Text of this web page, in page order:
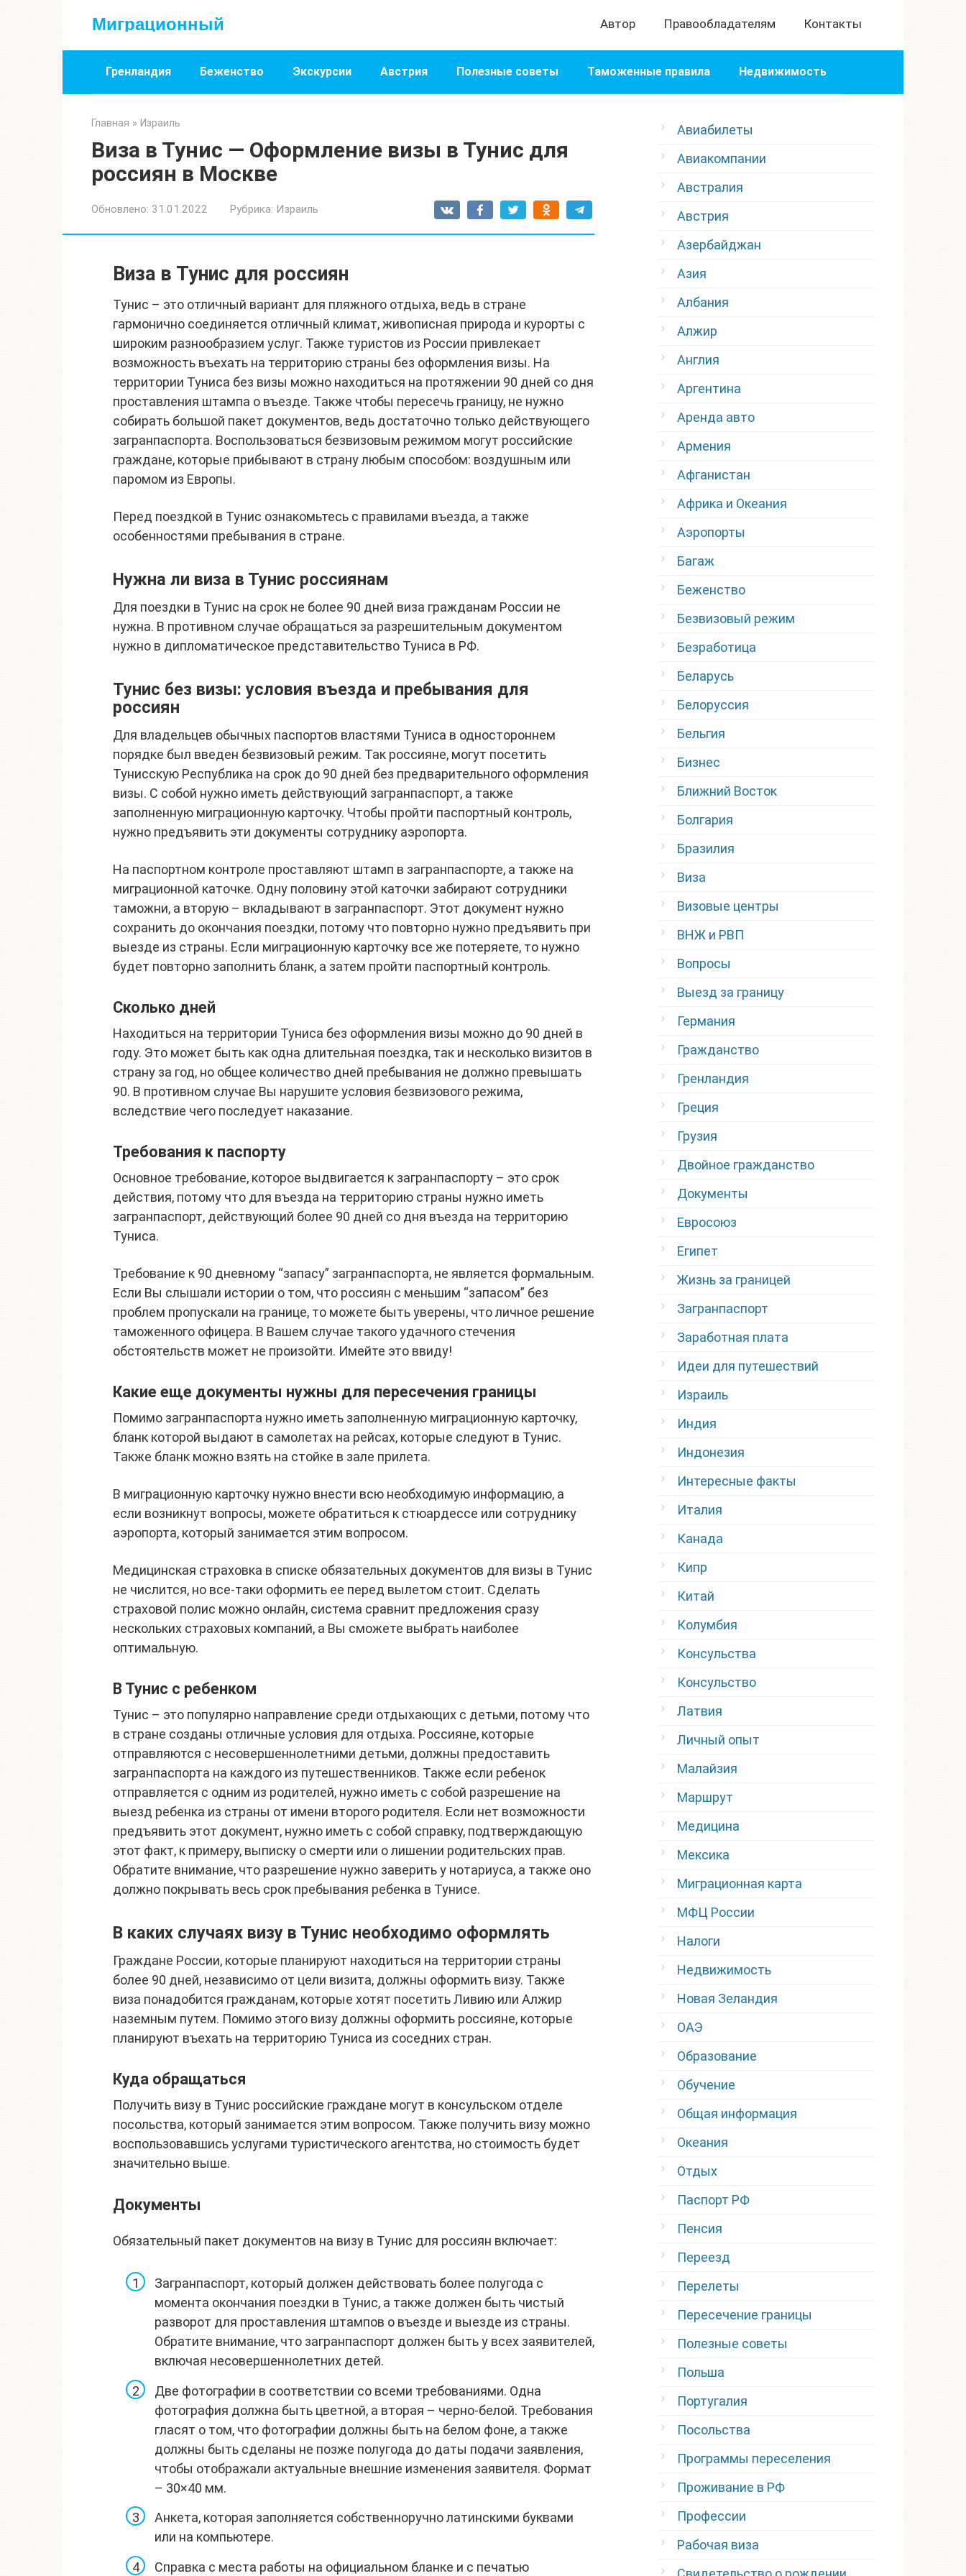
Миграционный Автор Правообладателям Контакты
Гренландия Беженство Экскурсии Австрия Полезные советы Таможенные правила Недвижимость
Главная » Израиль
Виза в Тунис — Оформление визы в Тунис для
россиян в Москве
Обновлено: 31.01.2022 Рубрика: Израиль
Виза в Тунис для россиян
Тунис – это отличный вариант для пляжного отдыха, ведь в стране
гармонично соединяется отличный климат, живописная природа и курорты с
широким разнообразием услуг. Также туристов из России привлекает
возможность въехать на территорию страны без оформления визы. На
территории Туниса без визы можно находиться на протяжении 90 дней со дня
проставления штампа о въезде. Также чтобы пересечь границу, не нужно
собирать большой пакет документов, ведь достаточно только действующего
загранпаспорта. Воспользоваться безвизовым режимом могут российские
граждане, которые прибывают в страну любым способом: воздушным или
паромом из Европы.
Перед поездкой в Тунис ознакомьтесь с правилами въезда, а также
особенностями пребывания в стране.
Нужна ли виза в Тунис россиянам
Для поездки в Тунис на срок не более 90 дней виза гражданам России не
нужна. В противном случае обращаться за разрешительным документом
нужно в дипломатическое представительство Туниса в РФ.
Тунис без визы: условия въезда и пребывания для
россиян
Для владельцев обычных паспортов властями Туниса в одностороннем
порядке был введен безвизовый режим. Так россияне, могут посетить
Тунисскую Республика на срок до 90 дней без предварительного оформления
визы. С собой нужно иметь действующий загранпаспорт, а также
заполненную миграционную карточку. Чтобы пройти паспортный контроль,
нужно предъявить эти документы сотруднику аэропорта.
На паспортном контроле проставляют штамп в загранпаспорте, а также на
миграционной каточке. Одну половину этой каточки забирают сотрудники
таможни, а вторую – вкладывают в загранпаспорт. Этот документ нужно
сохранить до окончания поездки, потому что повторно нужно предъявить при
выезде из страны. Если миграционную карточку все же потеряете, то нужно
будет повторно заполнить бланк, а затем пройти паспортный контроль.
Сколько дней
Находиться на территории Туниса без оформления визы можно до 90 дней в
году. Это может быть как одна длительная поездка, так и несколько визитов в
страну за год, но общее количество дней пребывания не должно превышать
90. В противном случае Вы нарушите условия безвизового режима,
вследствие чего последует наказание.
Требования к паспорту
Основное требование, которое выдвигается к загранпаспорту – это срок
действия, потому что для въезда на территорию страны нужно иметь
загранпаспорт, действующий более 90 дней со дня въезда на территорию
Туниса.
Требование к 90 дневному “запасу” загранпаспорта, не является формальным.
Если Вы слышали истории о том, что россиян с меньшим “запасом” без
проблем пропускали на границе, то можете быть уверены, что личное решение
таможенного офицера. В Вашем случае такого удачного стечения
обстоятельств может не произойти. Имейте это ввиду!
Какие еще документы нужны для пересечения границы
Помимо загранпаспорта нужно иметь заполненную миграционную карточку,
бланк которой выдают в самолетах на рейсах, которые следуют в Тунис.
Также бланк можно взять на стойке в зале прилета.
В миграционную карточку нужно внести всю необходимую информацию, а
если возникнут вопросы, можете обратиться к стюардессе или сотруднику
аэропорта, который занимается этим вопросом.
Медицинская страховка в списке обязательных документов для визы в Тунис
не числится, но все-таки оформить ее перед вылетом стоит. Сделать
страховой полис можно онлайн, система сравнит предложения сразу
нескольких страховых компаний, а Вы сможете выбрать наиболее
оптимальную.
В Тунис с ребенком
Тунис – это популярно направление среди отдыхающих с детьми, потому что
в стране созданы отличные условия для отдыха. Россияне, которые
отправляются с несовершеннолетними детьми, должны предоставить
загранпаспорта на каждого из путешественников. Также если ребенок
отправляется с одним из родителей, нужно иметь с собой разрешение на
выезд ребенка из страны от имени второго родителя. Если нет возможности
предъявить этот документ, нужно иметь с собой справку, подтверждающую
этот факт, к примеру, выписку о смерти или о лишении родительских прав.
Обратите внимание, что разрешение нужно заверить у нотариуса, а также оно
должно покрывать весь срок пребывания ребенка в Тунисе.
В каких случаях визу в Тунис необходимо оформлять
Граждане России, которые планируют находиться на территории страны
более 90 дней, независимо от цели визита, должны оформить визу. Также
виза понадобится гражданам, которые хотят посетить Ливию или Алжир
наземным путем. Помимо этого визу должны оформить россияне, которые
планируют въехать на территорию Туниса из соседних стран.
Куда обращаться
Получить визу в Тунис российские граждане могут в консульском отделе
посольства, который занимается этим вопросом. Также получить визу можно
воспользовавшись услугами туристического агентства, но стоимость будет
значительно выше.
Документы
Обязательный пакет документов на визу в Тунис для россиян включает:
Загранпаспорт, который должен действовать более полугода с
момента окончания поездки в Тунис, а также должен быть чистый
разворот для проставления штампов о въезде и выезде из страны.
Обратите внимание, что загранпаспорт должен быть у всех заявителей,
включая несовершеннолетних детей.
Две фотографии в соответствии со всеми требованиями. Одна
фотография должна быть цветной, а вторая – черно-белой. Требования
гласят о том, что фотографии должны быть на белом фоне, а также
должны быть сделаны не позже полугода до даты подачи заявления,
чтобы отображали актуальные внешние изменения заявителя. Формат
– 30×40 мм.
Анкета, которая заполняется собственноручно латинскими буквами
или на компьютере.
Справка с места работы на официальном бланке и с печатью
Авиабилеты
Авиакомпании
Австралия
Австрия
Азербайджан
Азия
Албания
Алжир
Англия
Аргентина
Аренда авто
Армения
Афганистан
Африка и Океания
Аэропорты
Багаж
Беженство
Безвизовый режим
Безработица
Беларусь
Белоруссия
Бельгия
Бизнес
Ближний Восток
Болгария
Бразилия
Виза
Визовые центры
ВНЖ и РВП
Вопросы
Выезд за границу
Германия
Гражданство
Гренландия
Греция
Грузия
Двойное гражданство
Документы
Евросоюз
Египет
Жизнь за границей
Загранпаспорт
Заработная плата
Идеи для путешествий
Израиль
Индия
Индонезия
Интересные факты
Италия
Канада
Кипр
Китай
Колумбия
Консульства
Консульство
Латвия
Личный опыт
Малайзия
Маршрут
Медицина
Мексика
Миграционная карта
МФЦ России
Налоги
Недвижимость
Новая Зеландия
ОАЭ
Образование
Обучение
Общая информация
Океания
Отдых
Паспорт РФ
Пенсия
Переезд
Перелеты
Пересечение границы
Полезные советы
Польша
Португалия
Посольства
Программы переселения
Проживание в РФ
Профессии
Рабочая виза